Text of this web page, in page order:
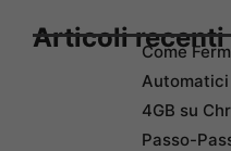
Articoli recenti
Come
Automatici
4GB su
Passo-